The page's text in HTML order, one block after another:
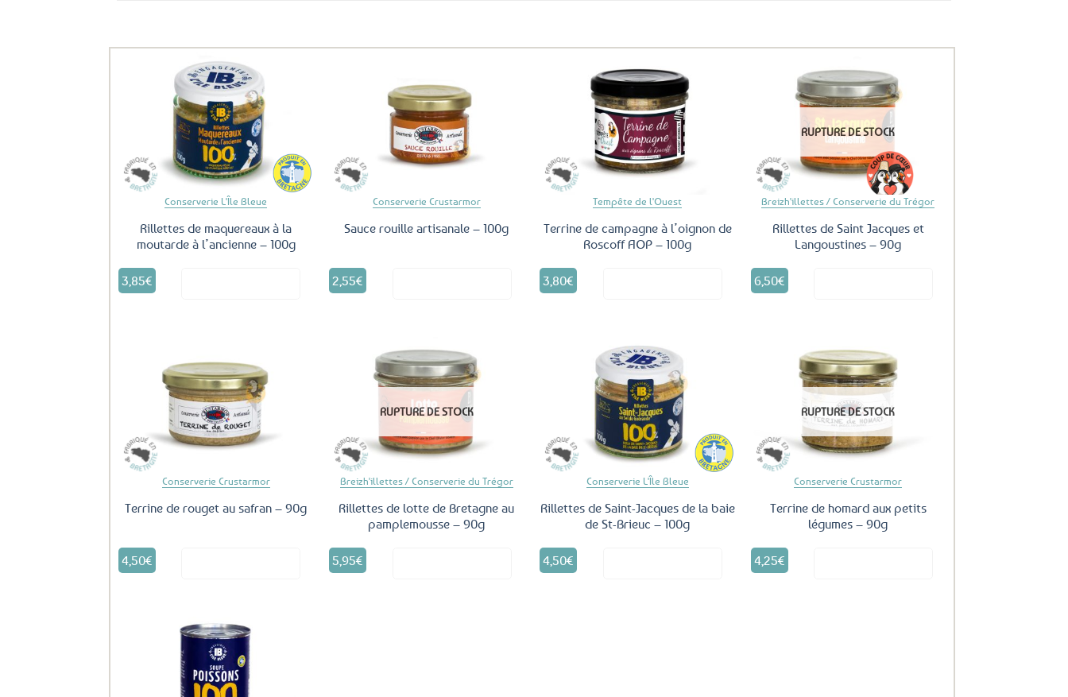
Conserverie L'Île Bleue
Rillettes de maquereaux à la
moutarde à l’ancienne – 100g
3,85€
Conserverie Crustarmor
Sauce rouille artisanale – 100g
2,55€
Tempête de l'Ouest
Terrine de campagne à l’oignon de
Roscoff AOP – 100g
3,80€
RUPTURE DE STOCK
Breizh'illettes / Conserverie du Trégor
Rillettes de Saint Jacques et
Langoustines – 90g
6,50€
Conserverie Crustarmor
Terrine de rouget au safran – 90g
4,50€
RUPTURE DE STOCK
Breizh'illettes / Conserverie du Trégor
Rillettes de lotte de Bretagne au
pamplemousse – 90g
5,95€
Conserverie L'Île Bleue
Rillettes de Saint-Jacques de la baie
de St-Brieuc – 100g
4,50€
RUPTURE DE STOCK
Conserverie Crustarmor
Terrine de homard aux petits
légumes – 90g
4,25€